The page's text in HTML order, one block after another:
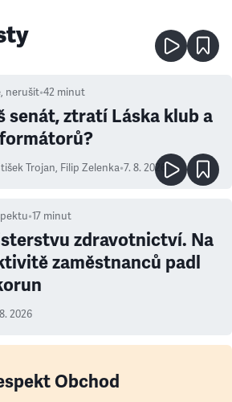
nerušit•42 minut
senát, ztratí Láska klub a
Trojan, Filip Zelenka•7. 8. 2026
•17 minut
zdravotnictví. Na
zaměstnanců padl
2026
Obchod